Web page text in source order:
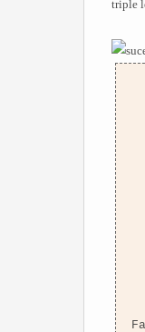
triple